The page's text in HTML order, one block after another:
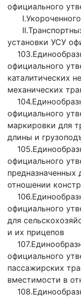
официального
I.Укороченного
установки УСУ
официального
каталитических
механических
официального
маркировки для
длины и
официального
предназначенных
отношении
официального
для
и их прицепов
официального
пассажирских
вместимости в